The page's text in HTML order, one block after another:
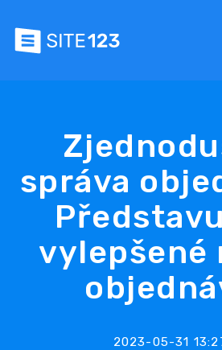
správa
vylepšené
2023-05-31